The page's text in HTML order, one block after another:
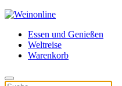
Essen und Genießen
Weltreise
Warenkorb